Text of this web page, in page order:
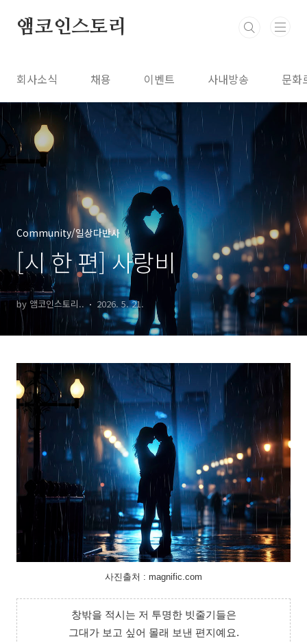
앰코인스토리
회사소식 채용 이벤트 사내방송 문화
Community/일상다반사
[시 한 편] 사랑비
by 앰코인스토리.. 2026. 5. 21.
사진출처 : magnific.com
창밖을 적시는 저 투명한 빗줄기들은
그대가 보고 싶어 몰래 보낸 편지예요.